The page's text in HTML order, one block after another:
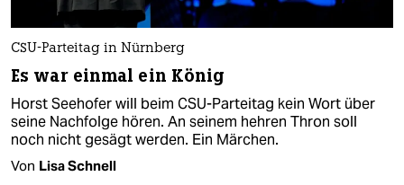
CSU-Parteitag in Nürnberg
Es war einmal ein König
Horst Seehofer will beim CSU-Parteitag kein Wort über
seine Nachfolge hören. An seinem hehren Thron soll
noch nicht gesägt werden. Ein Märchen.
Von Lisa Schnell